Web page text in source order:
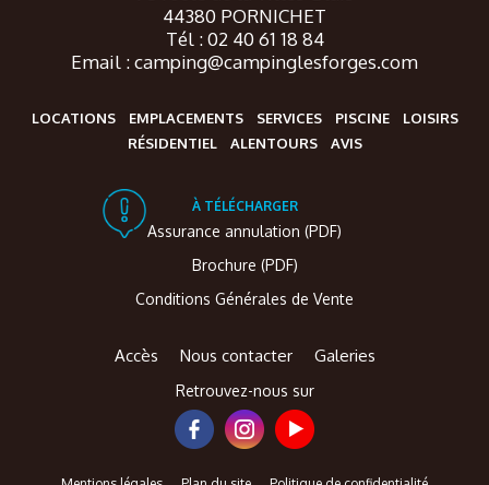
44380 PORNICHET
Tél : 02 40 61 18 84
Email : camping@campinglesforges.com
LOCATIONS EMPLACEMENTS SERVICES PISCINE
LOISIRS
RÉSIDENTIEL
ALENTOURS AVIS
À TÉLÉCHARGER
Assurance annulation (PDF)
Brochure (PDF)
Conditions Générales de Vente
Accès Nous contacter Galeries
Retrouvez-nous sur